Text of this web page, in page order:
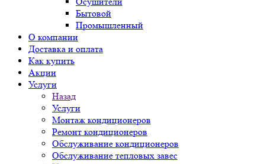
Бытовой
Промышленный
О компании
Доставка и оплата
Как купить
Акции
Услуги
Назад
Услуги
Монтаж кондиционеров
Ремонт кондиционеров
Обслуживание кондиционеров
Обслуживание тепловых завес